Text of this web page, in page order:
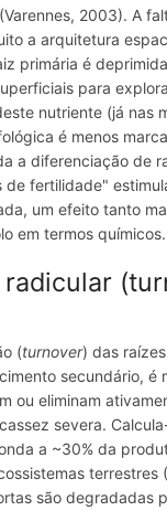
2003). A
a arquitetura
primária é
para
nutriente (já nas
é menos
a diferenciação de
fertilidade"
um efeito tanto
em termos químicos.
radicular
(turnover) das
secundário, é
ou eliminam
severa.
a ~30% da
terrestres
são degradadas